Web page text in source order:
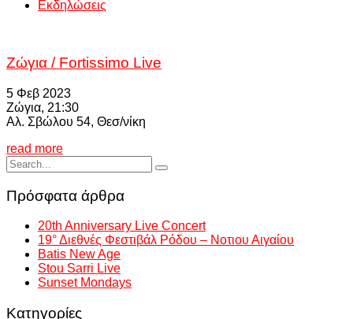
Εκδηλώσεις
Ζώγια / Fortissimo Live
5 Φεβ 2023
Ζώγια, 21:30
Αλ. Σβώλου 54, Θεσ/νίκη
read more
Πρόσφατα άρθρα
20th Anniversary Live Concert
19° Διεθνές Φεστιβάλ Ρόδου – Νοτιου Αιγαίου
Batis New Age
Stou Sarri Live
Sunset Mondays
Kατηγορίες